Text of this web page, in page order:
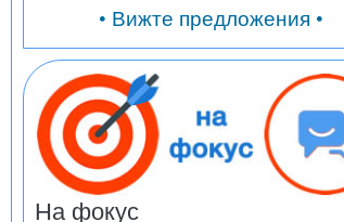
• Вижте предложения •
На фокус